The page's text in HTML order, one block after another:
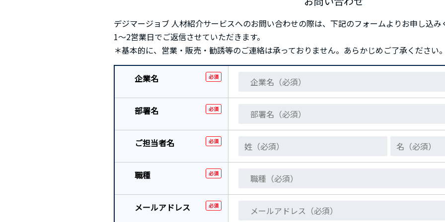
デジマージョブ 人材紹介サービスへのお問い合わせの際は、下記のフォームよりお申し込み
1～2営業日でご返信させていただきます。
＊基本的に、営業・販売・勧誘等のご連絡は承っておりません。あらかじめご了承ください。
企業名 必須
部署名 必須
ご担当者名 必須
職種 必須
メールアドレス 必須